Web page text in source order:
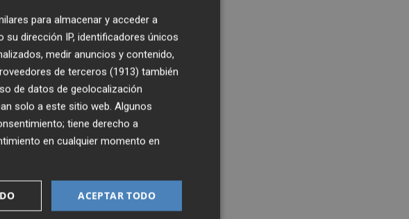
el
para almacenar y acceder a
dirección IP, identificadores únicos
medir anuncios y contenido,
de terceros (1913) también
de datos de geolocalización
solo a este sitio web. Algunos
tiene derecho a
en cualquier momento en
ACEPTAR TODO